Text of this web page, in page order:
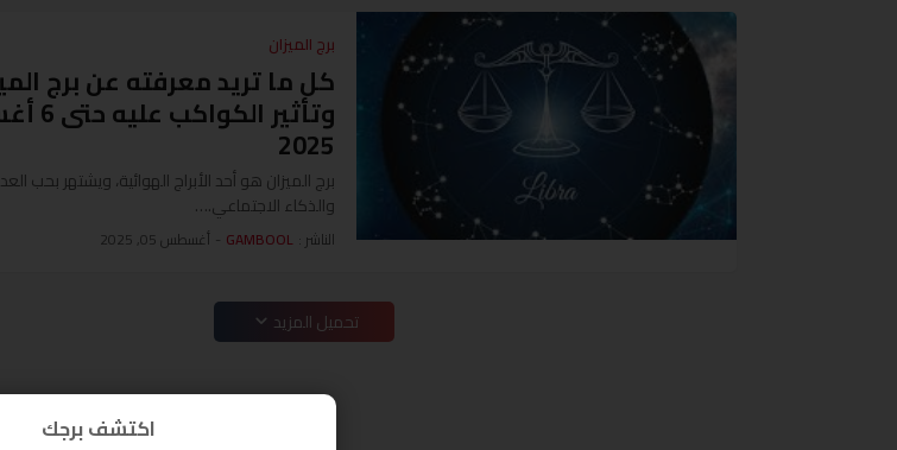
برج الميزان
كل ما تريد معرفته عن برج
وتأثير
2025
برج الميزان هو أحد الأبراج الهوائية، ويشتهر بحب
والذكاء الاجتماعي.…
الناشر : GAMBOOL
- أغسطس 05, 2025
تحميل المزيد
اكتشف برجك